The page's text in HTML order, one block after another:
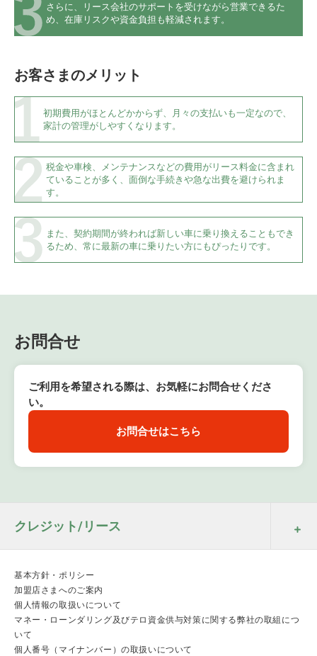
さらに、リース会社のサポートを受けながら営業できるた
め、在庫リスクや資金負担も軽減されます。
お客さまのメリット
初期費用がほとんどかからず、月々の支払いも一定なので、
家計の管理がしやすくなります。
税金や車検、メンテナンスなどの費用がリース料金に含まれ
ていることが多く、面倒な手続きや急な出費を避けられま
す。
また、契約期間が終われば新しい車に乗り換えることもでき
るため、常に最新の車に乗りたい方にもぴったりです。
お問合せ
ご利用を希望される際は、お気軽にお問合せくださ
い。
お問合せはこちら
クレジット/リース
基本方針・ポリシー
加盟店さまへのご案内
個人情報の取扱いについて
マネー・ローンダリング及びテロ資金供与対策に関する弊社の取組につ
いて
個人番号（マイナンバー）の取扱いについて